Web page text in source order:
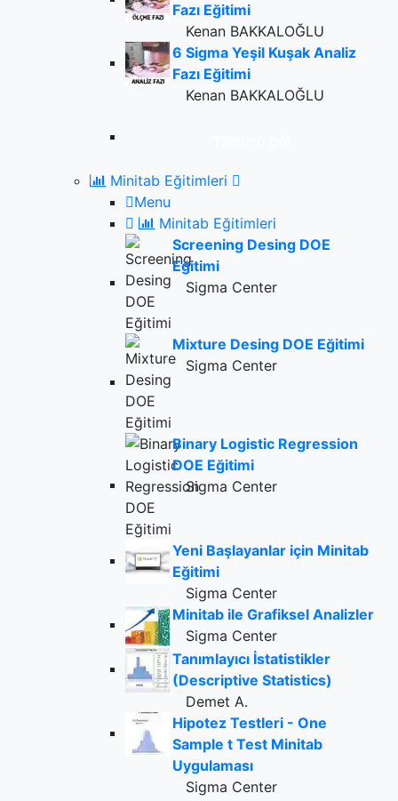
Fazı Eğitimi
Kenan BAKKALOĞLU
6 Sigma Yeşil Kuşak Analiz
Fazı Eğitimi
Kenan BAKKALOĞLU
Minitab Eğitimleri
Menu
Minitab Eğitimleri
Screening Desing DOE
Eğitimi
Sigma Center
Mixture Desing DOE Eğitimi
Sigma Center
Binary Logistic Regression
DOE Eğitimi
Sigma Center
Yeni Başlayanlar için Minitab
Eğitimi
Sigma Center
Minitab ile Grafiksel Analizler
Sigma Center
Tanımlayıcı İstatistikler
(Descriptive Statistics)
Demet A.
Hipotez Testleri - One
Sample t Test Minitab
Uygulaması
Sigma Center